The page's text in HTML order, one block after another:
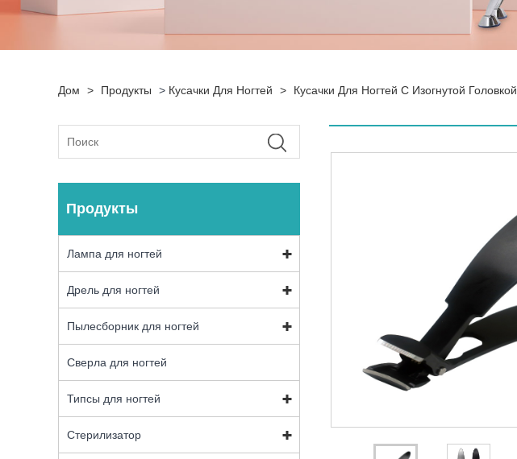
Дом > Продукты > Кусачки Для Ногтей > Кусачки Для Ногтей С Изогнутой Головкой
Продукты
Лампа для ногтей
Дрель для ногтей
Пылесборник для ногтей
Сверла для ногтей
Типсы для ногтей
Стерилизатор